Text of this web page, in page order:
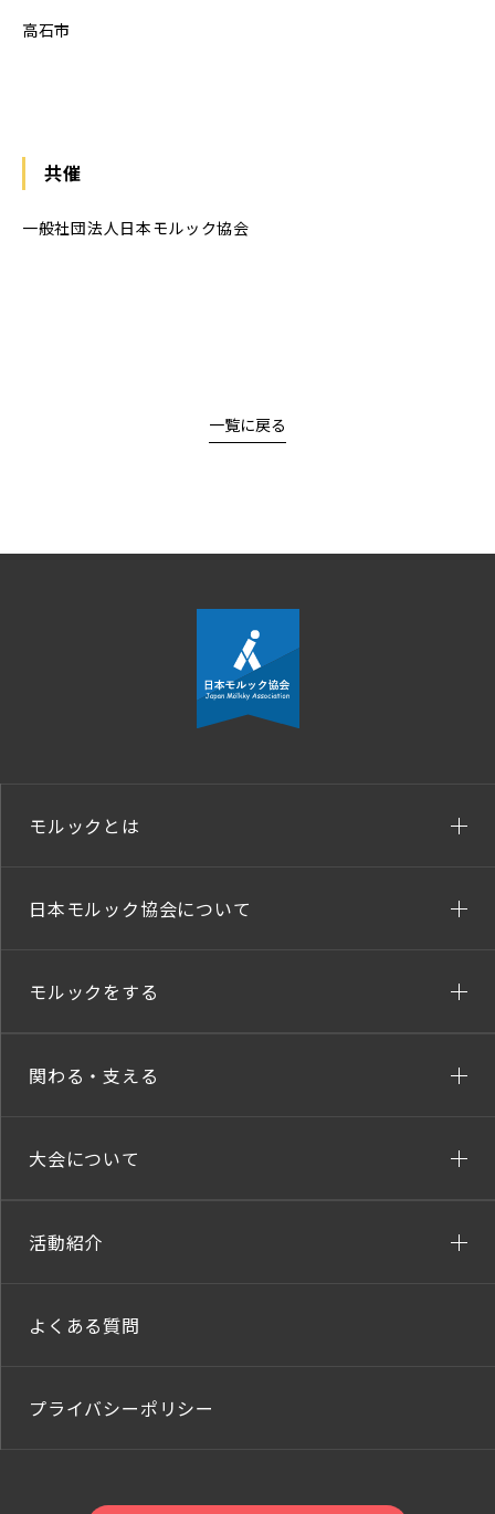
高石市
共催
一般社団法人日本モルック協会
一覧に戻る
モルックとは
日本モルック協会について
モルックをする
関わる・支える
大会について
活動紹介
よくある質問
プライバシーポリシー